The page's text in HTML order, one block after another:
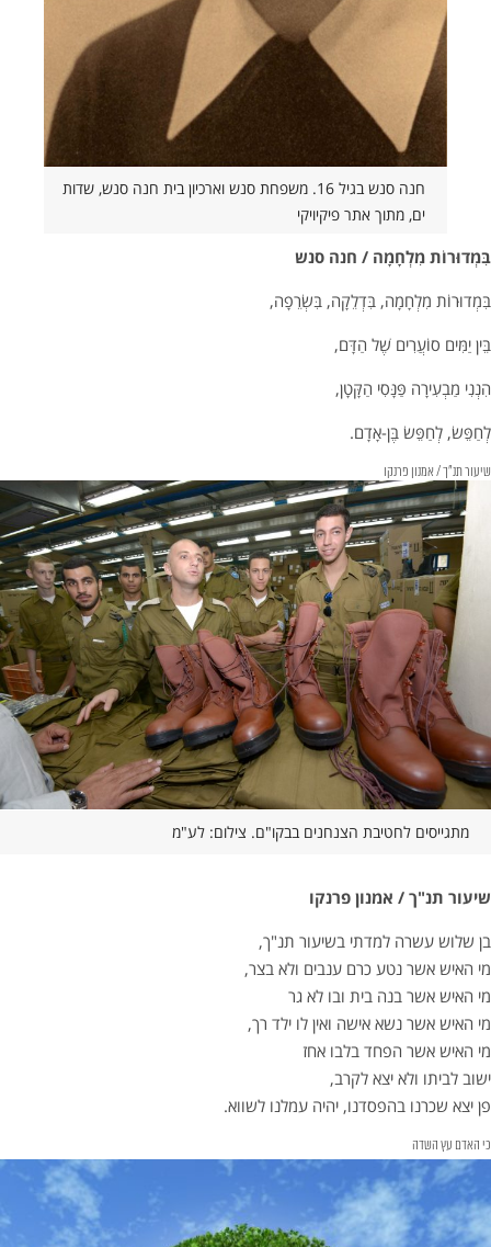
חנה סנש בגיל 16. משפחת סנש וארכיון בית חנה סנש, שדות
ים, מתוך אתר פיקיויקי
בִּמְדוּרוֹת מִלְחָמָה / חנה סנש
בִּמְדוּרוֹת מִלְחָמָה, בִּדְלֵקָה, בִּשְׂרֵפָה,
בֵּין יַמִּים סוֹעֲרִים שֶׁל הַדָּם,
הִנְנִי מַבְעִירָה פַּנָּסִי הַקָּטָן,
לְחַפֵּשׂ, לְחַפֵּשׂ בֶּן-אָדָם.
שיעור תנ"ך / אמנון פרנקו
מתגייסים לחטיבת הצנחנים בבקו"ם. צילום: לע"מ
שיעור תנ"ך / אמנון פרנקו
בן שלוש עשרה למדתי בשיעור תנ"ך,
מי האיש אשר נטע כרם ענבים ולא בצר,
מי האיש אשר בנה בית ובו לא גר
מי האיש אשר נשא אישה ואין לו ילד רך,
מי האיש אשר הפחד בלבו אחז
ישוב לביתו ולא יצא לקרב,
פן יצא שכרנו בהפסדנו, יהיה עמלנו לשווא.
כי האדם עץ השדה